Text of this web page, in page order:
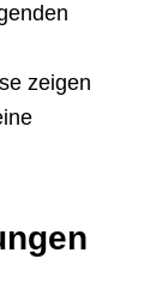
zeigen